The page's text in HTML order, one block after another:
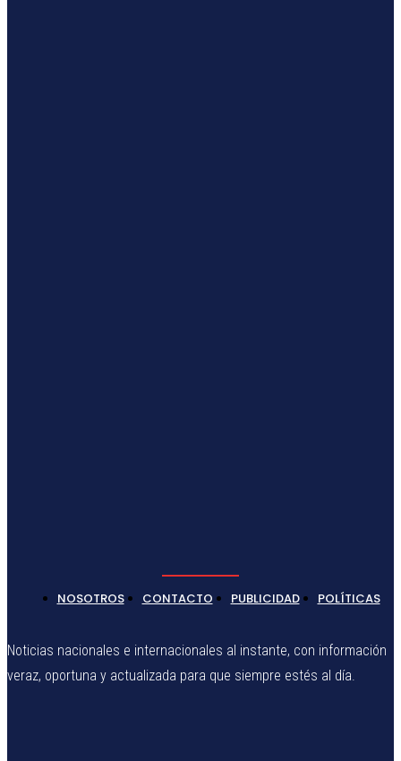
NOSOTROS CONTACTO PUBLICIDAD POLÍTICAS
Noticias nacionales e internacionales al instante, con información
veraz, oportuna y actualizada para que siempre estés al día.